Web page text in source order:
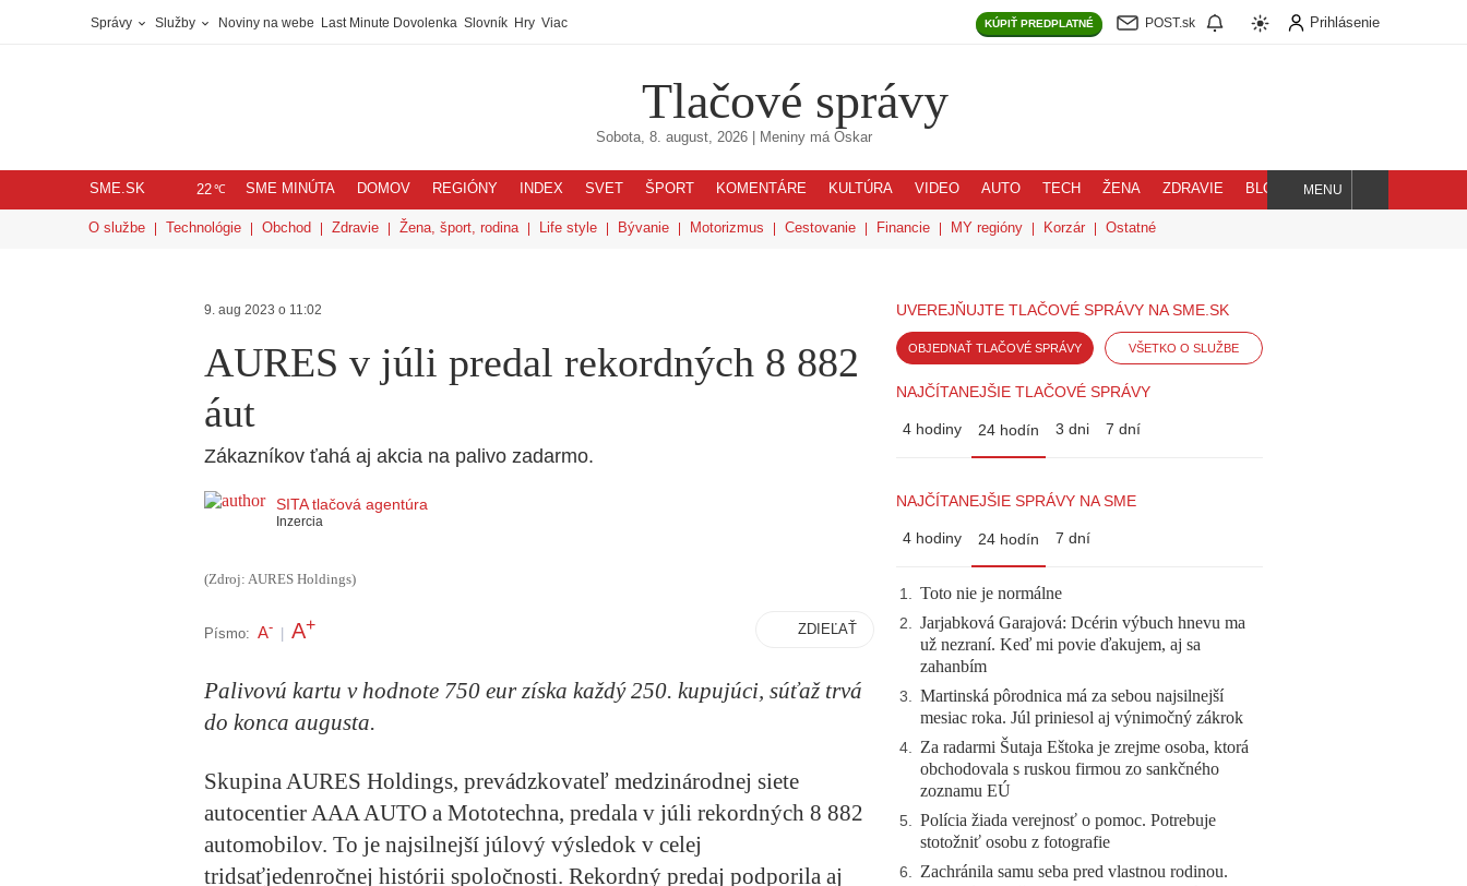
Správy Služby Noviny na webe Last Minute Dovolenka Slovník Hry Viac KÚPIŤ PREDPLATNÉ POST.sk Prihlásenie
Tlačové správy
Sobota, 8. august, 2026| Meniny má Oskar
SME.SK 22℃ SME MINÚTA DOMOV REGIÓNY INDEX SVET ŠPORT KOMENTÁRE KULTÚRA VIDEO AUTO TECH ŽENA ZDRAVIE BLOG
Hľadaj
MENU
O službe Technológie Obchod Zdravie Žena, šport, rodina Life style Bývanie Motorizmus Cestovanie Financie MY regióny Korzár Ostatné
9. aug 2023 o 11:02
AURES v júli predal rekordných 8 882
áut
Zákazníkov ťahá aj akcia na palivo zadarmo.
SITA tlačová agentúra
Inzercia
(Zdroj: AURES Holdings)
Písmo: A- A+ ZDIEĽAŤ
Palivovú kartu v hodnote 750 eur získa každý 250. kupujúci, súťaž trvá
do konca augusta.
Skupina AURES Holdings, prevádzkovateľ medzinárodnej siete
autocentier AAA AUTO a Mototechna, predala v júli rekordných 8 882
automobilov. To je najsilnejší júlový výsledok v celej
tridsaťjedenročnej histórii spoločnosti. Rekordný predaj podporila aj
UVEREJŇUJTE TLAČOVÉ SPRÁVY NA SME.SK
OBJEDNAŤ TLAČOVÉ SPRÁVY VŠETKO O SLUŽBE
NAJČÍTANEJŠIE TLAČOVÉ SPRÁVY
4 hodiny 24 hodín 3 dni 7 dní
NAJČÍTANEJŠIE SPRÁVY NA SME
4 hodiny 24 hodín 7 dní
1. Toto nie je normálne
2. Jarjabková Garajová: Dcérin výbuch hnevu ma
už nezraní. Keď mi povie ďakujem, aj sa
zahanbím
3. Martinská pôrodnica má za sebou najsilnejší
mesiac roka. Júl priniesol aj výnimočný zákrok
4. Za radarmi Šutaja Eštoka je zrejme osoba, ktorá
obchodovala s ruskou firmou zo sankčného
zoznamu EÚ
5. Polícia žiada verejnosť o pomoc. Potrebuje
stotožniť osobu z fotografie
6. Zachránila samu seba pred vlastnou rodinou.